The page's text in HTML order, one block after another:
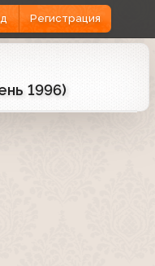
Регистрация
1996)